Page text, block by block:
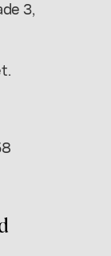
3,